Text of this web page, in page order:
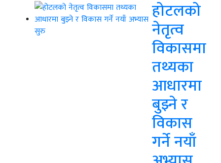
होटलको
नेतृत्व
विकासमा
तथ्यका
आधारमा
बुझ्ने र
विकास
गर्ने नयाँ